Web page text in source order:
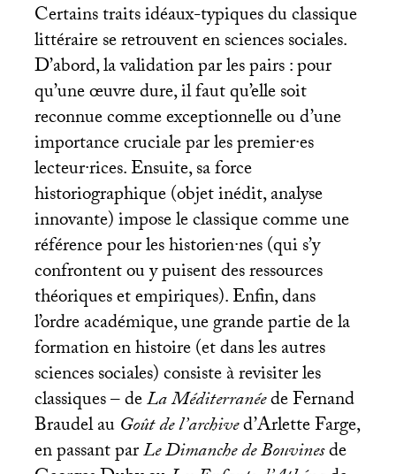
Certains traits idéaux-typiques du classique
littéraire se retrouvent en sciences sociales.
D’abord, la validation par les pairs : pour
qu’une œuvre dure, il faut qu’elle soit
reconnue comme exceptionnelle ou d’une
importance cruciale par les premier·es
lecteur·rices. Ensuite, sa force
historiographique (objet inédit, analyse
innovante) impose le classique comme une
référence pour les historien·nes (qui s’y
confrontent ou y puisent des ressources
théoriques et empiriques). Enfin, dans
l’ordre académique, une grande partie de la
formation en histoire (et dans les autres
sciences sociales) consiste à revisiter les
classiques – deLa Méditerranéede Fernand
Braudel auGoût de l’archived’Arlette Farge,
en passant parLe Dimanche de Bouvinesde